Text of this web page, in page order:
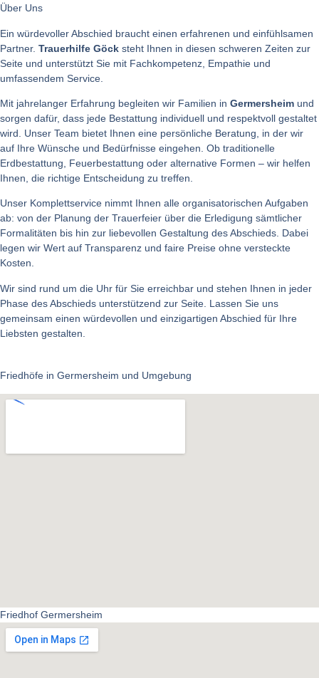
Über Uns
Ein würdevoller Abschied braucht einen erfahrenen und einfühlsamen
Partner. Trauerhilfe Göck steht Ihnen in diesen schweren Zeiten zur
Seite und unterstützt Sie mit Fachkompetenz, Empathie und
umfassendem Service.
Mit jahrelanger Erfahrung begleiten wir Familien in Germersheim und
sorgen dafür, dass jede Bestattung individuell und respektvoll gestaltet
wird. Unser Team bietet Ihnen eine persönliche Beratung, in der wir
auf Ihre Wünsche und Bedürfnisse eingehen. Ob traditionelle
Erdbestattung, Feuerbestattung oder alternative Formen – wir helfen
Ihnen, die richtige Entscheidung zu treffen.
Unser Komplettservice nimmt Ihnen alle organisatorischen Aufgaben
ab: von der Planung der Trauerfeier über die Erledigung sämtlicher
Formalitäten bis hin zur liebevollen Gestaltung des Abschieds. Dabei
legen wir Wert auf Transparenz und faire Preise ohne versteckte
Kosten.
Wir sind rund um die Uhr für Sie erreichbar und stehen Ihnen in jeder
Phase des Abschieds unterstützend zur Seite. Lassen Sie uns
gemeinsam einen würdevollen und einzigartigen Abschied für Ihre
Liebsten gestalten.
Friedhöfe in Germersheim und Umgebung
Friedhof Germersheim